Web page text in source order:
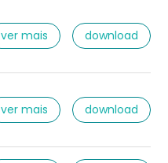
ver mais download
ver mais download